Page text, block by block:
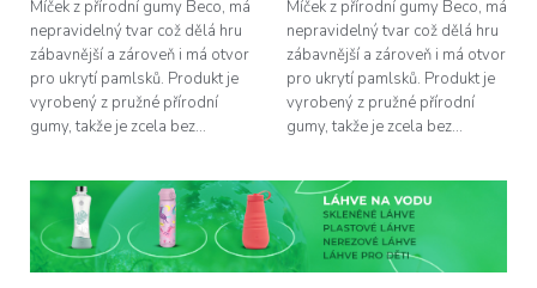
Míček z přírodní gumy Beco, má
nepravidelný tvar což dělá hru
zábavnější a zároveň i má otvor
pro ukrytí pamlsků. Produkt je
vyrobený z pružné přírodní
gumy, takže je zcela bez...
Míček z přírodní gumy Beco, má
nepravidelný tvar což dělá hru
zábavnější a zároveň i má otvor
pro ukrytí pamlsků. Produkt je
vyrobený z pružné přírodní
gumy, takže je zcela bez...